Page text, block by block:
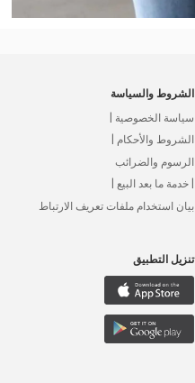
الشروط والسياسة
سياسة الخصوصية |
الشروط والأحكام |
الرسوم والضرائب
| خدمة ما بعد البيع |
بيان استخدام ملفات تعريف الارتباط
تنزيل التطبيق